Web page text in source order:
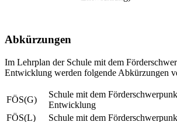
Abkürzungen
Im Lehrplan der Schule mit dem
Entwicklung werden folgende Abkürzungen
FÖS(G)
Schule mit dem
Entwicklung
FÖS(L)
Schule mit dem